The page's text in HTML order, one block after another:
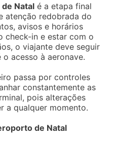
Natal é a etapa final
atenção redobrada do
avisos e horários
check-in e estar com o
o viajante deve seguir
acesso à aeronave.
passa por controles
constantemente as
pois alterações
a qualquer momento.
de Natal